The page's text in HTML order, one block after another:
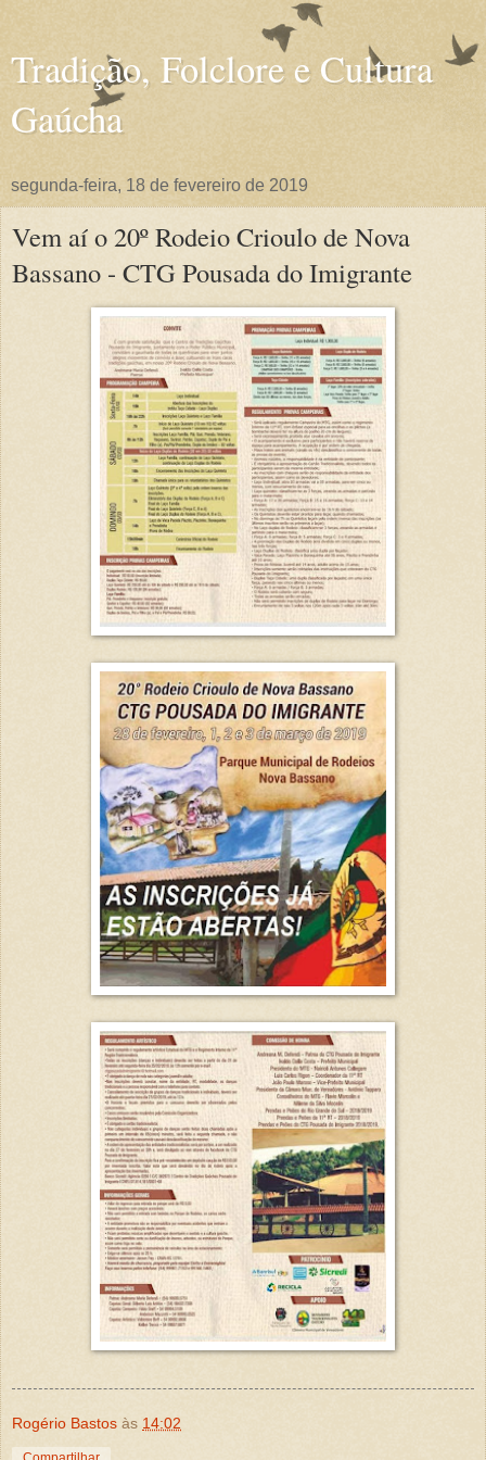
Tradição, Folclore e Cultura
Gaúcha
segunda-feira, 18 de fevereiro de 2019
Vem aí o 20º Rodeio Crioulo de Nova
Bassano - CTG Pousada do Imigrante
Rogério Bastos às 14:02